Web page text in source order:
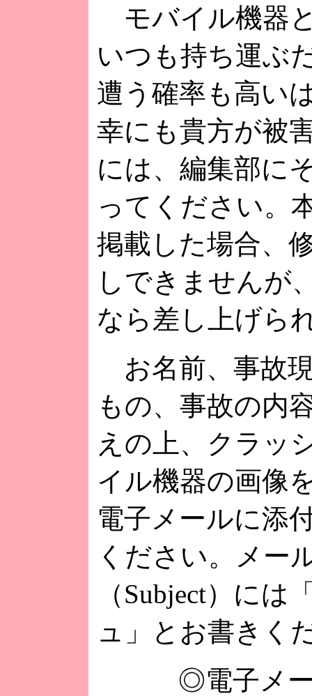
モバイル機器
いつも持ち運ぶ
遭う確率も高い
幸にも貴方が被
には、編集部に
ってください。
掲載した場合、
しできませんが
なら差し上げら
お名前、事故
もの、事故の内
えの上、クラッ
イル機器の画像
電子メールに添
ください。メー
（Subject）には
ュ」とお書きく
◎電子メー